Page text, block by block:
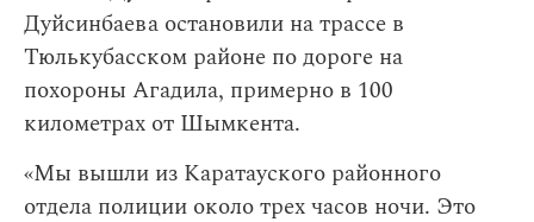
Дуйсинбаева остановили на трассе в
Тюлькубасском районе по дороге на
похороны Агадила, примерно в 100
километрах от Шымкента.
«Мы вышли из Каратауского районного
отдела полиции около трех часов ночи. Это